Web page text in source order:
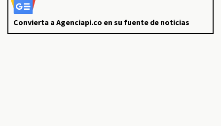
Convierta a Agenciapi.co en su fuente de noticias